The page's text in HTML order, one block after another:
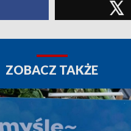
ZOBACZ TAKŻE